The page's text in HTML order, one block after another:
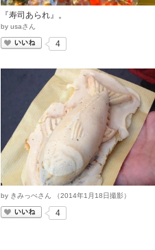
『寿司あられ』。
by usaさん
いいね
4
by きみっぺさん （2014年1 月 18日撮影）
いいね
4